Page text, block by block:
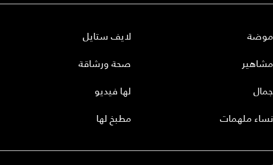
موضة
مشاهير
جمال
نساء ملهمات
لايف ستايل
صحة ورشاقة
لها فيديو
مطبخ لها